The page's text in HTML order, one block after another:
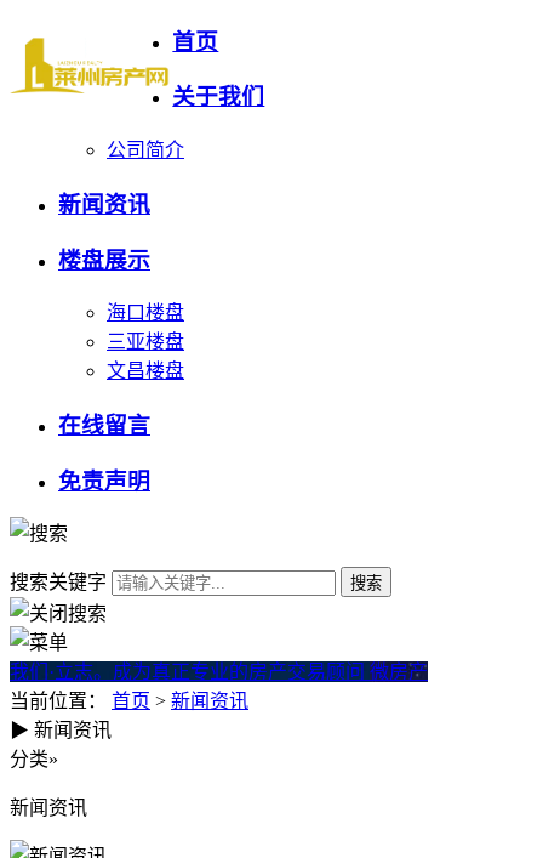
首页
关于我们
公司简介
新闻资讯
楼盘展示
海口楼盘
三亚楼盘
文昌楼盘
在线留言
免责声明
搜索关键字
我们·立志。成为真正专业的房产交易顾问 微房产
当前位置： 首页 > 新闻资讯
房屋价格需要备案吗？2026年
▶ 新闻资讯
分类»
新闻资讯